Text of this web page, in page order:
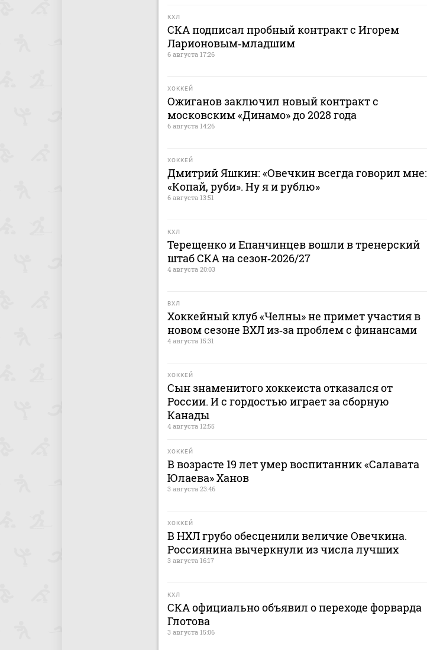
КХЛ
СКА подписал пробный контракт с Игорем
Ларионовым‑младшим
6 августа 17:26
ХОККЕЙ
Ожиганов заключил новый контракт с
московским «Динамо» до 2028 года
6 августа 14:26
ХОККЕЙ
Дмитрий Яшкин: «Овечкин всегда говорил мне:
«Копай, руби». Ну я и рублю»
6 августа 13:51
КХЛ
Терещенко и Епанчинцев вошли в тренерский
штаб СКА на сезон‑2026/27
4 августа 20:03
ВХЛ
Хоккейный клуб «Челны» не примет участия в
новом сезоне ВХЛ из‑за проблем с финансами
4 августа 15:31
ХОККЕЙ
Сын знаменитого хоккеиста отказался от
России. И с гордостью играет за сборную
Канады
4 августа 12:55
ХОККЕЙ
В возрасте 19 лет умер воспитанник «Салавата
Юлаева» Ханов
3 августа 23:46
ХОККЕЙ
В НХЛ грубо обесценили величие Овечкина.
Россиянина вычеркнули из числа лучших
3 августа 16:17
КХЛ
СКА официально объявил о переходе форварда
Глотова
3 августа 15:06